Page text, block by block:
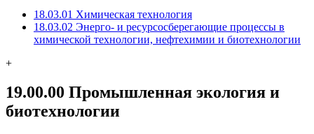
18.03.01 Химическая технология
18.03.02 Энерго- и ресурсосберегающие процессы в
химической технологии, нефтехимии и биотехнологии
+
19.00.00 Промышленная экология и
биотехнологии